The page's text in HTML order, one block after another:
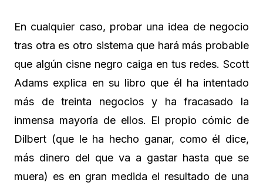
En cualquier caso, probar una idea de negocio
tras otra es otro sistema que hará más probable
que algún cisne negro caiga en tus redes. Scott
Adams explica en su libro que él ha intentado
más de treinta negocios y ha fracasado la
inmensa mayoría de ellos. El propio cómic de
Dilbert (que le ha hecho ganar, como él dice,
más dinero del que va a gastar hasta que se
muera) es en gran medida el resultado de una